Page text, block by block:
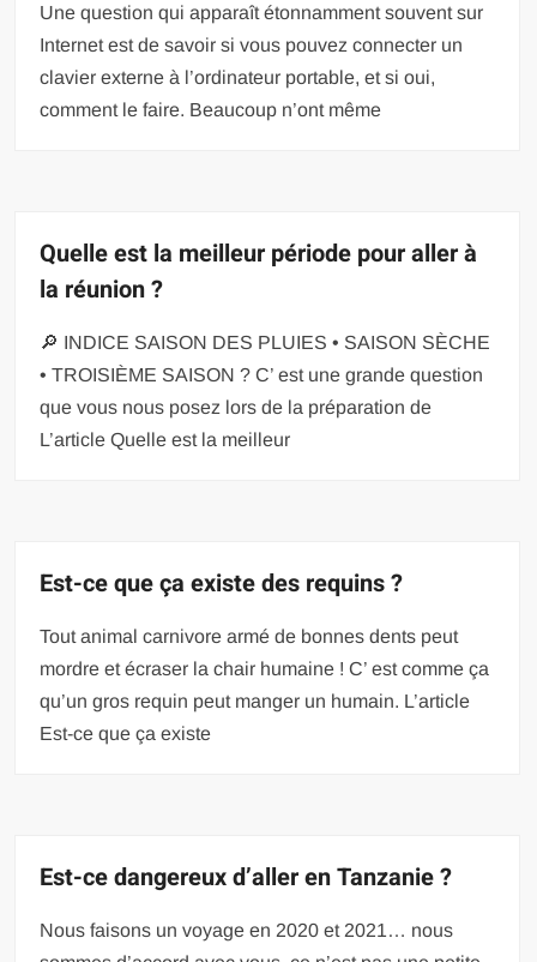
Une question qui apparaît étonnamment souvent sur
Internet est de savoir si vous pouvez connecter un
clavier externe à l’ordinateur portable, et si oui,
comment le faire. Beaucoup n’ont même
Quelle est la meilleur période pour aller à
la réunion ?
🔎 INDICE SAISON DES PLUIES • SAISON SÈCHE
• TROISIÈME SAISON ? C’ est une grande question
que vous nous posez lors de la préparation de
L’article Quelle est la meilleur
Est-ce que ça existe des requins ?
Tout animal carnivore armé de bonnes dents peut
mordre et écraser la chair humaine ! C’ est comme ça
qu’un gros requin peut manger un humain. L’article
Est-ce que ça existe
Est-ce dangereux d’aller en Tanzanie ?
Nous faisons un voyage en 2020 et 2021… nous